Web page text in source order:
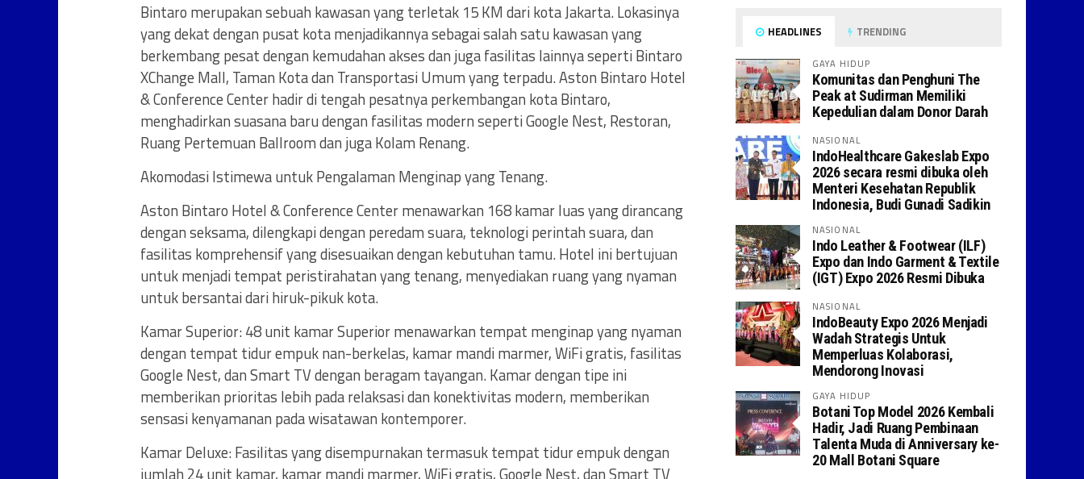
Bintaro merupakan sebuah kawasan yang terletak 15 KM dari kota Jakarta. Lokasinya
yang dekat dengan pusat kota menjadikannya sebagai salah satu kawasan yang
berkembang pesat dengan kemudahan akses dan juga fasilitas lainnya seperti Bintaro
XChange Mall, Taman Kota dan Transportasi Umum yang terpadu. Aston Bintaro Hotel
& Conference Center hadir di tengah pesatnya perkembangan kota Bintaro,
menghadirkan suasana baru dengan fasilitas modern seperti Google Nest, Restoran,
Ruang Pertemuan Ballroom dan juga Kolam Renang.
Akomodasi Istimewa untuk Pengalaman Menginap yang Tenang.
Aston Bintaro Hotel & Conference Center menawarkan 168 kamar luas yang dirancang
dengan seksama, dilengkapi dengan peredam suara, teknologi perintah suara, dan
fasilitas komprehensif yang disesuaikan dengan kebutuhan tamu. Hotel ini bertujuan
untuk menjadi tempat peristirahatan yang tenang, menyediakan ruang yang nyaman
untuk bersantai dari hiruk-pikuk kota.
Kamar Superior: 48 unit kamar Superior menawarkan tempat menginap yang nyaman
dengan tempat tidur empuk nan-berkelas, kamar mandi marmer, WiFi gratis, fasilitas
Google Nest, dan Smart TV dengan beragam tayangan. Kamar dengan tipe ini
memberikan prioritas lebih pada relaksasi dan konektivitas modern, memberikan
sensasi kenyamanan pada wisatawan kontemporer.
Kamar Deluxe: Fasilitas yang disempurnakan termasuk tempat tidur empuk dengan
jumlah 24 unit kamar, kamar mandi marmer, WiFi gratis, Google Nest, dan Smart TV
HEADLINES TRENDING
GAYA HIDUP
Komunitas dan Penghuni The
Peak at Sudirman Memiliki
Kepedulian dalam Donor Darah
NASIONAL
IndoHealthcare Gakeslab Expo
2026 secara resmi dibuka oleh
Menteri Kesehatan Republik
Indonesia, Budi Gunadi Sadikin
NASIONAL
Indo Leather & Footwear (ILF)
Expo dan Indo Garment & Textile
(IGT) Expo 2026 Resmi Dibuka
NASIONAL
IndoBeauty Expo 2026 Menjadi
Wadah Strategis Untuk
Memperluas Kolaborasi,
Mendorong Inovasi
GAYA HIDUP
Botani Top Model 2026 Kembali
Hadir, Jadi Ruang Pembinaan
Talenta Muda di Anniversary ke-
20 Mall Botani Square